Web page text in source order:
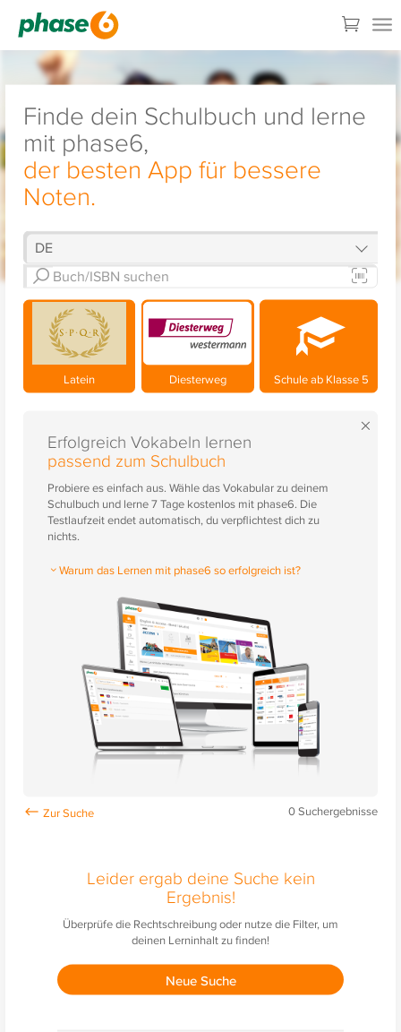
Finde dein Schulbuch und lerne
mit phase6,
der besten App für bessere
Noten.
Latein Diesterweg Schule ab Klasse 5
×
Erfolgreich Vokabeln lernen
passend zum Schulbuch
Probiere es einfach aus. Wähle das Vokabular zu deinem
Schulbuch und lerne 7 Tage kostenlos mit phase6. Die
Testlaufzeit endet automatisch, du verpflichtest dich zu
nichts.
Warum das Lernen mit phase6 so erfolgreich ist?
0Suchergebnisse
Leider ergab deine Suche kein
Ergebnis!
Überprüfe die Rechtschreibung oder nutze die Filter, um
deinen Lerninhalt zu finden!
Neue Suche